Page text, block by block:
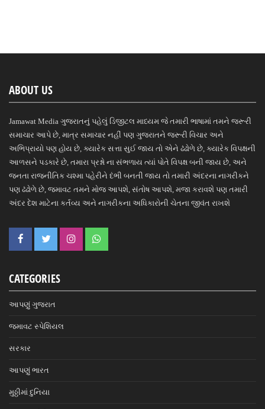
ABOUT US
Jamawat Media ગુજરાતનું પહેલું ડિજીટલ માધ્યમ જે તમારી ભાષામાં તમને જરૂરી
સમાચાર આપે છે, માત્ર સમાચાર નહીં પણ ગુજરાતને જરૂરી વિચાર અને
અભિપ્રાયો પણ હોય છે, ક્યારેક સત્તા સુઈ જાય તો એને ઢંઢોળે છે, ક્યારેક વિપક્ષની
આળસને પડકારે છે, તમારા પ્રશ્નો ના સંભળાય ત્યાં પોતે વિપક્ષ બની જાય છે, અને
જનતા રાજનીતિક ચશ્મા પહેરીને દંભી બનતી જાય તો તમારી અંદરના નાગરીકને
પણ ઢંઢોળે છે, જમાવટ તમને મોજ આપશે, સંતોષ આપશે, મજા કરાવશે પણ તમારી
અંદર દેશ માટેના કર્તવ્ય અને નાગરીકના અધિકારોની ચેતના જીવંત રાખશે
CATEGORIES
આપણું ગુજરાત
જમાવટ સ્પેશિયલ
સરકાર
આપણું ભારત
મુઠ્ઠીમાં દુનિયા